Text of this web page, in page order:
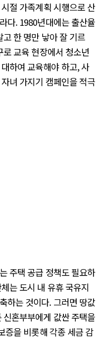
절 가족계획 시행으로 산
다. 1980년대에는 출산율
한 명만 낳아 잘 기르
교육 현장에서 청소년
하여 교육해야 하고, 사
녀 가지기 캠페인을 적극
주택 공급 정책도 필요하
는 도시 내 유휴 국유지
하는 것이다. 그러면 땅값
혼부부에게 값싼 주택을
증을 비롯해 각종 세금 감